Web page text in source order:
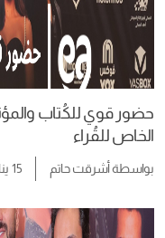
حضور قوي للكُتاب
الخاص للقُراء
بواسطةأشرقت حاتم 15 يناير، 2025